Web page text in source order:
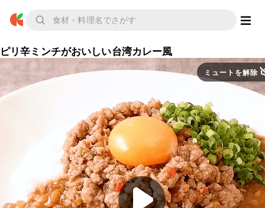
ピリ辛ミンチがおいしい台湾カレー風
ミュートを解除